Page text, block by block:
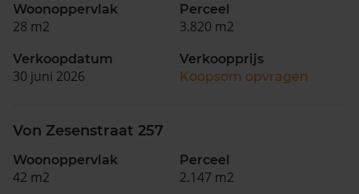
Woonoppervlak
28 m2
Perceel
3.820 m2
Verkoopdatum
30 juni 2026
Verkoopprijs
Koopsom opvragen
Von Zesenstraat 257
Woonoppervlak
42 m2
Perceel
2.147 m2